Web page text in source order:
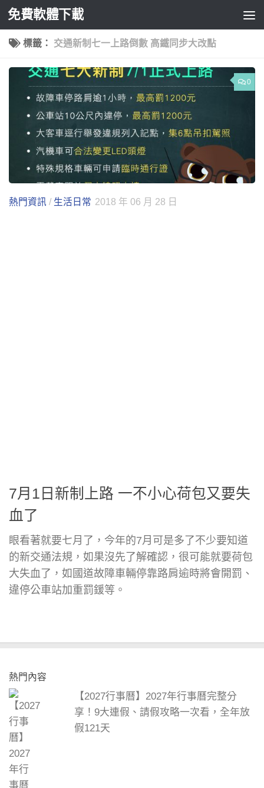
Skip to content
免費軟體下載
標籤： 交通新制七一上路倒數 高鐵同步大改點
0
熱門資訊 / 生活日常 2018 年 06 月 28 日
7月1日新制上路 一不小心荷包又要失
血了
眼看著就要七月了，今年的7月可是多了不少要知道
的新交通法規，如果沒先了解確認，很可能就要荷包
大失血了，如國道故障車輛停靠路肩逾時將會開罰、
違停公車站加重罰鍰等。
熱門內容
【2027行事曆】2027年行事曆完整分
享！9大連假、請假攻略一次看，全年放
假121天